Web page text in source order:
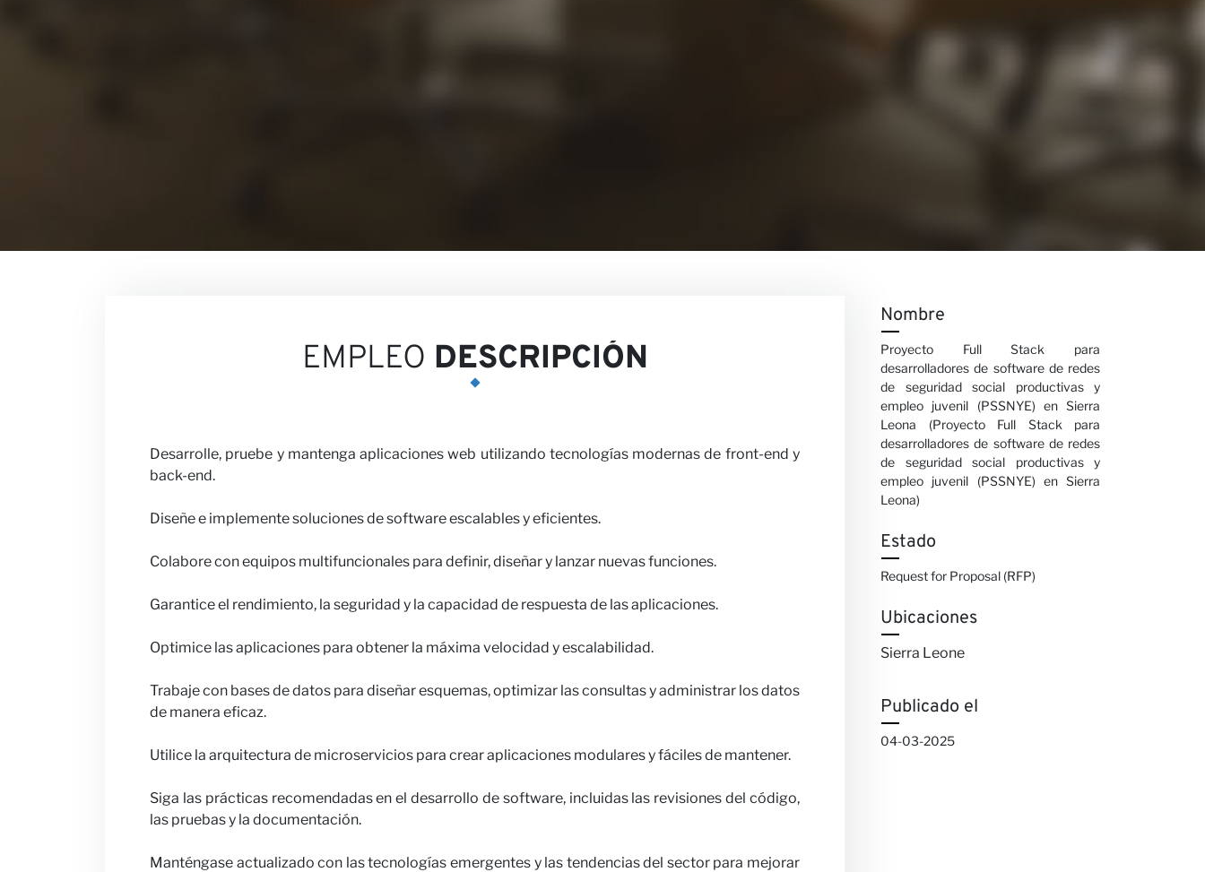
Nuestras Opiniones
Carreras
Colabora con nosotros
Noticias
EMPLEO DESCRIPCIÓN
Desarrolle, pruebe y mantenga aplicaciones web utilizando tecnologías modernas de front-end y
back-end.
Diseñe e implemente soluciones de software escalables y eficientes.
Colabore con equipos multifuncionales para definir, diseñar y lanzar nuevas funciones.
Garantice el rendimiento, la seguridad y la capacidad de respuesta de las aplicaciones.
Optimice las aplicaciones para obtener la máxima velocidad y escalabilidad.
Trabaje con bases de datos para diseñar esquemas, optimizar las consultas y administrar los datos
de manera eficaz.
Utilice la arquitectura de microservicios para crear aplicaciones modulares y fáciles de mantener.
Siga las prácticas recomendadas en el desarrollo de software, incluidas las revisiones del código,
las pruebas y la documentación.
Manténgase actualizado con las tecnologías emergentes y las tendencias del sector para mejorar
Nombre
Proyecto Full Stack para
desarrolladores de software de redes
de seguridad social productivas y
empleo juvenil (PSSNYE) en Sierra
Leona (Proyecto Full Stack para
desarrolladores de software de redes
de seguridad social productivas y
empleo juvenil (PSSNYE) en Sierra
Leona)
Estado
Request for Proposal (RFP)
Ubicaciones
Sierra Leone
Publicado el
04-03-2025